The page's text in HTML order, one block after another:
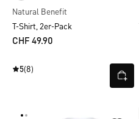
Natural Benefit
T-Shirt, 2er-Pack
CHF 49.90
5(8)